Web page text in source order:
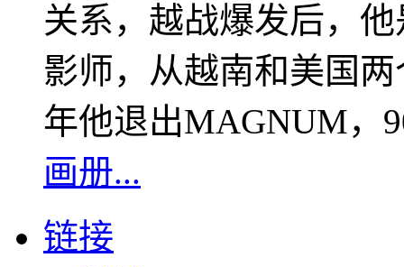
关系，越战爆发后，
影师，从越南和美国
年他退出MAGNUM，
画册...
链接